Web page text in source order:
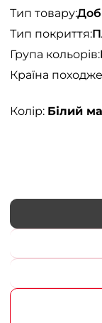
Тип товару:
Тип покриття:
Група кольорів:
Країна
Колір: Білий